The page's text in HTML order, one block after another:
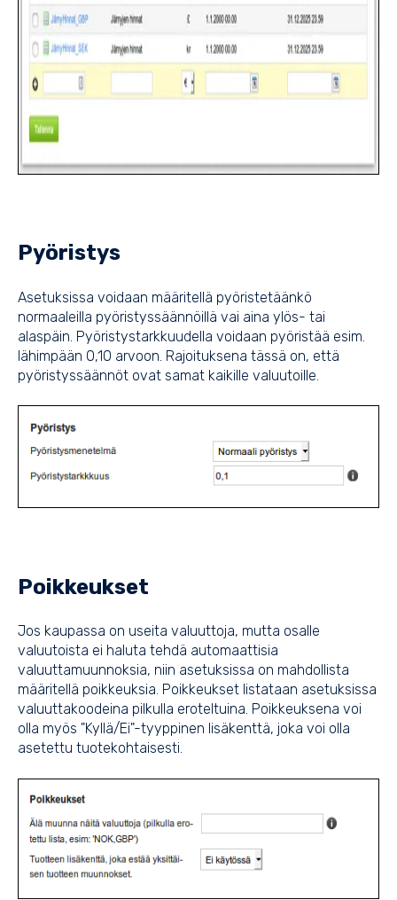
Pyöristys
Asetuksissa voidaan määritellä pyöristetäänkö
normaaleilla pyöristyssäännöillä vai aina ylös- tai
alaspäin. Pyöristystarkkuudella voidaan pyöristää esim.
lähimpään 0,10 arvoon. Rajoituksena tässä on, että
pyöristyssäännöt ovat samat kaikille valuutoille.
Poikkeukset
Jos kaupassa on useita valuuttoja, mutta osalle
valuutoista ei haluta tehdä automaattisia
valuuttamuunnoksia, niin asetuksissa on mahdollista
määritellä poikkeuksia. Poikkeukset listataan asetuksissa
valuuttakoodeina pilkulla eroteltuina. Poikkeuksena voi
olla myös "Kyllä/Ei"-tyyppinen lisäkenttä, joka voi olla
asetettu tuotekohtaisesti.